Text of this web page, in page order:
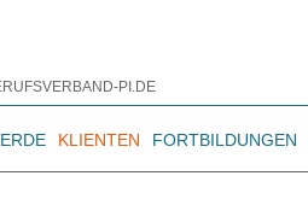
PI.DE
KLIENTEN FORTBILDUNGEN